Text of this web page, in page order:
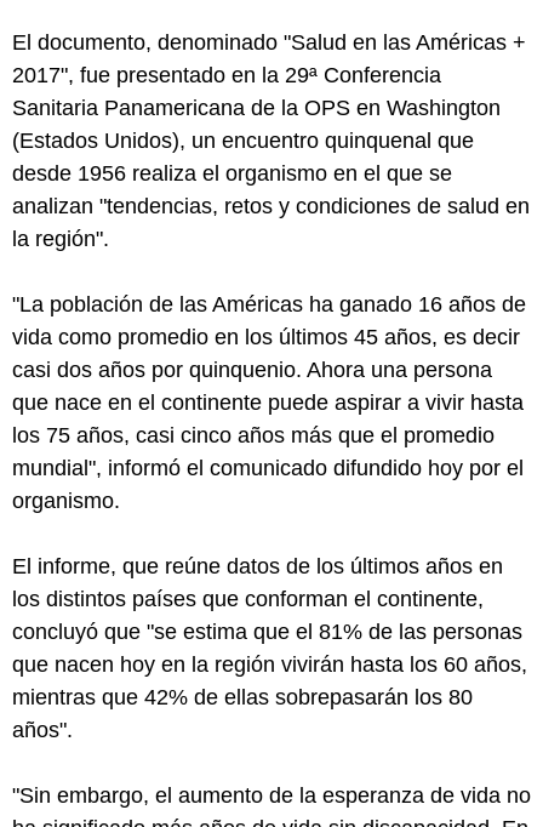
El documento, denominado "Salud en las Américas +
2017", fue presentado en la 29ª Conferencia
Sanitaria Panamericana de la OPS en Washington
(Estados Unidos), un encuentro quinquenal que
desde 1956 realiza el organismo en el que se
analizan "tendencias, retos y condiciones de salud en
la región".
"La población de las Américas ha ganado 16 años de
vida como promedio en los últimos 45 años, es decir
casi dos años por quinquenio. Ahora una persona
que nace en el continente puede aspirar a vivir hasta
los 75 años, casi cinco años más que el promedio
mundial", informó el comunicado difundido hoy por el
organismo.
El informe, que reúne datos de los últimos años en
los distintos países que conforman el continente,
concluyó que "se estima que el 81% de las personas
que nacen hoy en la región vivirán hasta los 60 años,
mientras que 42% de ellas sobrepasarán los 80
años".
"Sin embargo, el aumento de la esperanza de vida no